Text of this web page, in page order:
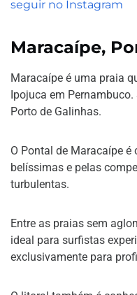
seguir no Instagram
Maracaípe,
Maracaípe é uma praia
Ipojuca em
Porto de Galinhas.
O Pontal de Maracaípe
belíssimas e pelas
turbulentas.
Entre as praias sem
ideal para surfistas
exclusivamente para